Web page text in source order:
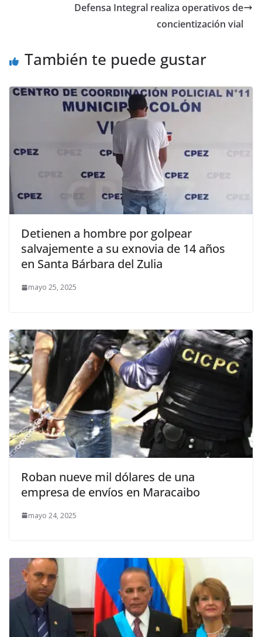
Defensa Integral realiza operativos de
concientización vial
También te puede gustar
Detienen a hombre por golpear
salvajemente a su exnovia de 14 años
en Santa Bárbara del Zulia
mayo 25, 2025
Roban nueve mil dólares de una
empresa de envíos en Maracaibo
mayo 24, 2025